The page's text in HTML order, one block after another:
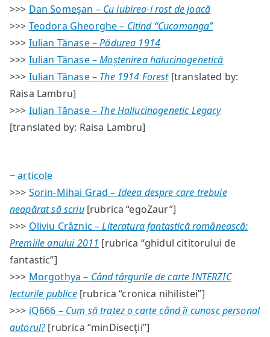
>>> Dan Someşan – Cu iubirea-i rost de joacă
>>> Teodora Gheorghe – Citind “Cucamonga”
>>> Iulian Tănase –Pădurea 1914
>>> Iulian Tănase –Moștenirea halucinogenetică
>>> Iulian Tănase – The 1914 Forest[translated by:
Raisa Lambru]
>>> Iulian Tănase – The Hallucinogenetic Legacy
[translated by: Raisa Lambru]
~articole
>>> Sorin-Mihai Grad –Ideea despre care trebuie
neapărat să scriu[rubrica “egoZaur”]
>>> Oliviu Crâznic –Literatura fantastică românească:
Premiile anului 2011 [rubrica “ghidul cititorului de
fantastic”]
>>> Morgothya – Când târgurile de carte INTERZIC
lecturile publice[rubrica “cronica nihilistei”]
>>> iQ666 – Cum să tratez o carte când îi cunosc personal
autorul?[rubrica “minDisecţii”]